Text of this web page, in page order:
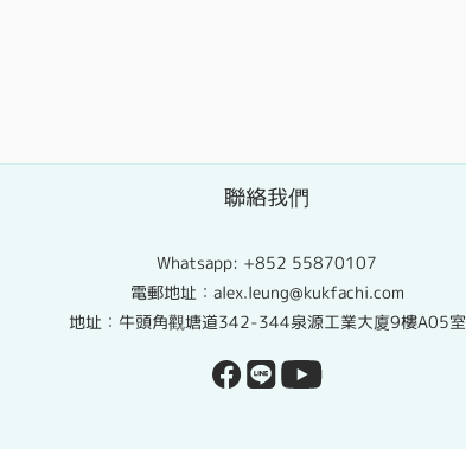
聯絡我們
Whatsapp: +852 55870107
電郵地址：alex.leung@kukfachi.com
地址：牛頭角觀塘道342-344泉源工業大廈9樓A05室